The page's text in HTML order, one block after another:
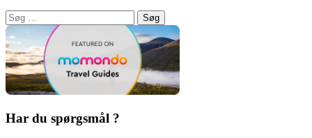
Søg
efter:
Har du spørgsmål ?